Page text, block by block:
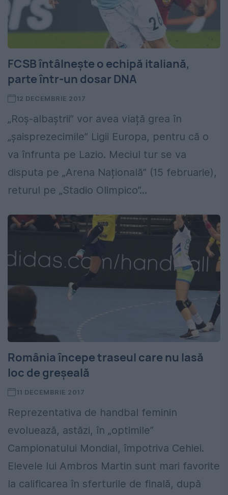
FCSB întâlnește o echipă italiană,
parte într-un dosar DNA
12 DECEMBRIE 2017
„Roș-albaștrii” vor avea viață grea în
„șaisprezecimile” Ligii Europa, pentru că o
va înfrunta pe Lazio. Meciul tur se va
disputa pe „Arena Națională” (15 februarie),
returul pe „Stadio Olimpico”...
România începe traseul care nu lasă
loc de greșeală
11 DECEMBRIE 2017
Reprezentativa de handbal feminin
evoluează, astăzi, în „optimile”
Campionatului Mondial, împotriva Cehiei.
Elevele lui Ambros Martin sunt mari favorite
la calificarea în sferturile de finală, după